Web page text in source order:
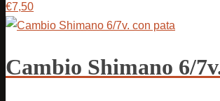
€7,50
Cambio Shimano 6/